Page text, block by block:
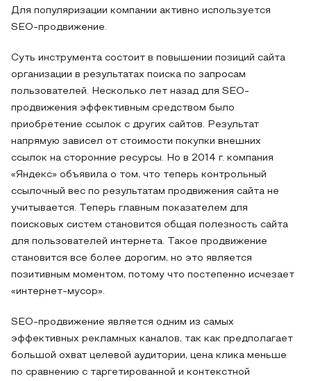
Для популяризации компании активно используется
SEO-продвижение.
Суть инструмента состоит в повышении позиций сайта
организации в результатах поиска по запросам
пользователей. Несколько лет назад для SEO-
продвижения эффективным средством было
приобретение ссылок с других сайтов. Результат
напрямую зависел от стоимости покупки внешних
ссылок на сторонние ресурсы. Но в 2014 г. компания
«Яндекс» объявила о том, что теперь контрольный
ссылочный вес по результатам продвижения сайта не
учитывается. Теперь главным показателем для
поисковых систем становится общая полезность сайта
для пользователей интернета. Такое продвижение
становится все более дорогим, но это является
позитивным моментом, потому что постепенно исчезает
«интернет-мусор».
SEO-продвижение является одним из самых
эффективных рекламных каналов, так как предполагает
большой охват целевой аудитории, цена клика меньше
по сравнению с таргетированной и контекстной